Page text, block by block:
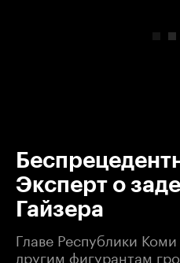
Эксперт о
Гайзера
Главе Республики
другим фигурантам